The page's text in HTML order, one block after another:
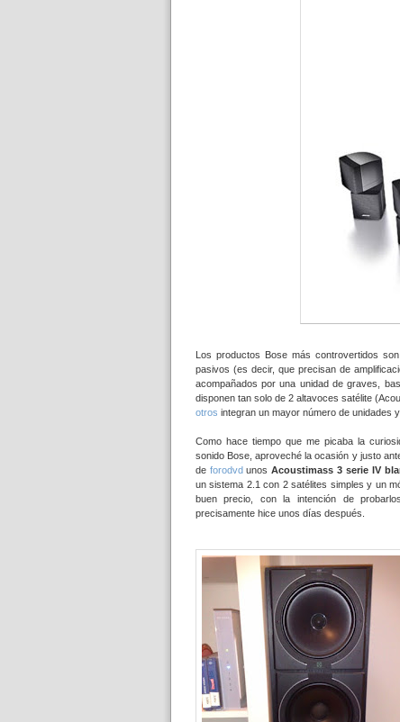
Los productos Bose más controvertidos
pasivos (es decir, que precisan de
acompañados por una unidad de graves,
disponen tan solo de 2 altavoces satélite
otros integran un mayor número de unidades
Como hace tiempo que me picaba la
sonido Bose, aproveché la ocasión y justo
de forodvd unosAcoustimass 3 serie IV
un sistema 2.1 con 2 satélites simples y un
buen precio, con la intención de
precisamente hice unos días después.